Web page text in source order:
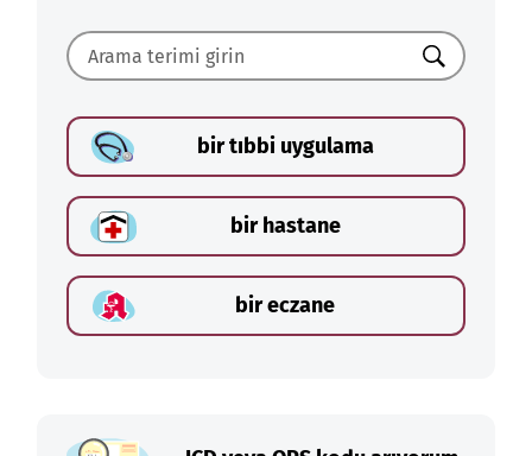
Ara
bir tıbbi uygulama
bir hastane
bir eczane